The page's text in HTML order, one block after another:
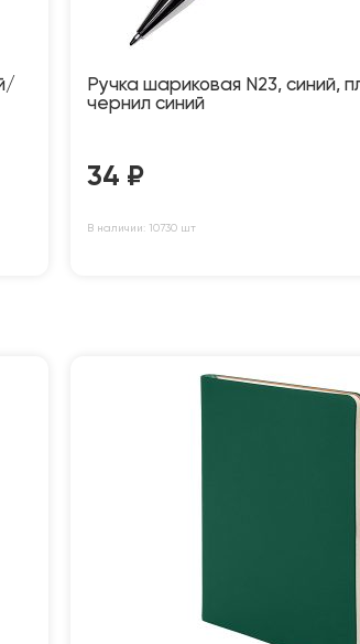
Ручка шариковая N23, синий,
чернил синий
34 ₽
В наличии: 10730 шт